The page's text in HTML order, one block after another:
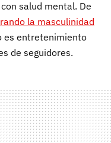
salud mental. De
la masculinidad
es entretenimiento
de seguidores.